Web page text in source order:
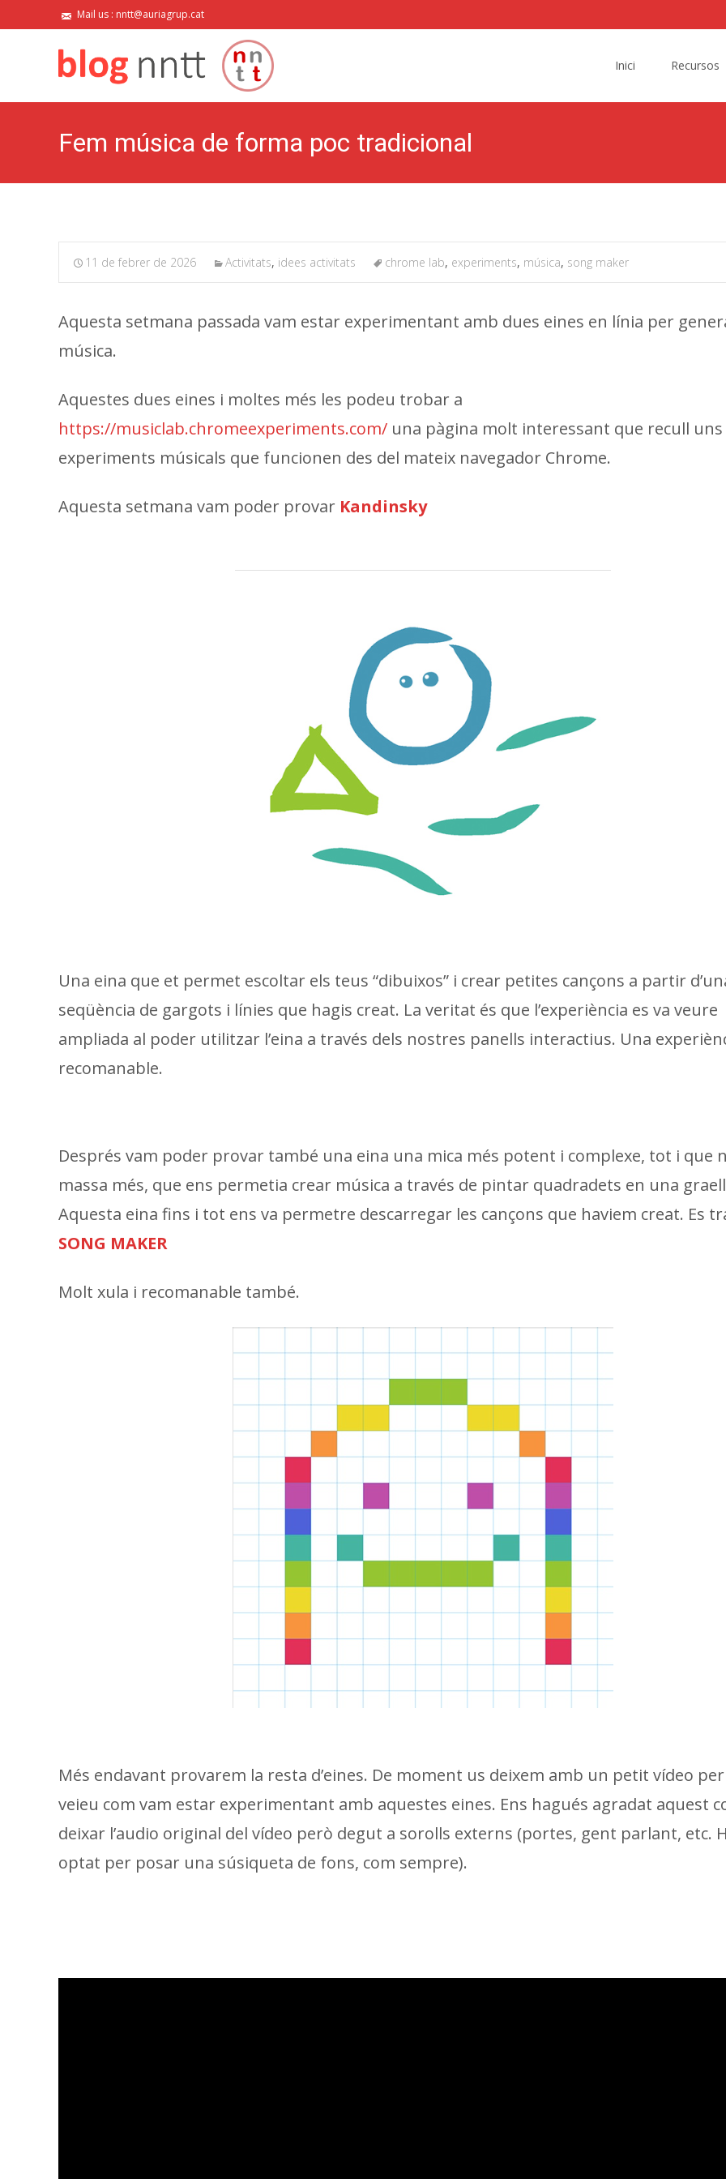
Mail us : nntt@auriagrup.cat
Inici Recursos
Fem música de forma poc tradicional
11 de febrer de 2026 Activitats, idees activitats chrome lab, experiments, música, song maker
Aquesta setmana passada vam estar experimentant amb dues eines en línia per
música.
Aquestes dues eines i moltes més les podeu trobar a
https://musiclab.chromeexperiments.com/ una pàgina molt interessant que recull
experiments músicals que funcionen des del mateix navegador Chrome.
Aquesta setmana vam poder provar Kandinsky
Una eina que et permet escoltar els teus “dibuixos” i crear petites cançons a partir
seqüència de gargots i línies que hagis creat. La veritat és que l’experiència es va veure
ampliada al poder utilitzar l’eina a través dels nostres panells interactius. Una
recomanable.
Després vam poder provar també una eina una mica més potent i complexe, tot i que
massa més, que ens permetia crear música a través de pintar quadradets en una
Aquesta eina fins i tot ens va permetre descarregar les cançons que haviem creat. Es
SONG MAKER
Molt xula i recomanable també.
Més endavant provarem la resta d’eines. De moment us deixem amb un petit vídeo
veieu com vam estar experimentant amb aquestes eines. Ens hagués agradat aquest
deixar l’audio original del vídeo però degut a sorolls externs (portes, gent parlant, etc.
optat per posar una súsiqueta de fons, com sempre).